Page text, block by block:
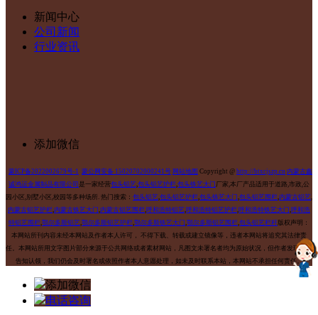
新闻中心
公司新闻
行业资讯
添加微信
蒙ICP备2022002679号-1 蒙公网安备 15020702000241号 网站地图 Copyright @ http://btxcjszp.cn 内蒙古鑫
诚鸿运金属制品有限公司 是一家经营包头铝艺 包头铝艺护栏 包头铁艺大门 厂家,本厂产品适用于道路,市政,公
园小区,别墅小区,校园等多种场所. 热门搜索： 包头铝艺 包头铝艺护栏 包头铁艺大门 包头铝艺围栏 内蒙古铝艺
内蒙古铝艺护栏 内蒙古铁艺大门 内蒙古铝艺围栏 呼和浩特铝艺 呼和浩特铝艺护栏 呼和浩特铁艺大门 呼和浩
特铝艺围栏 鄂尔多斯铝艺 鄂尔多斯铝艺护栏 鄂尔多斯铁艺大门 鄂尔多斯铝艺围栏 包头铝艺栏杆版权声明：
本网站所刊内容未经本网站及作者本人许可， 不得下载、转载或建立镜像等，违者本网站将追究其法律责
任。本网站所用文字图片部分来源于公共网络或者素材网站，凡图文未署名者均为原始状况，但作者发现后可
告知认领，我们仍会及时署名或依照作者本人意愿处理，如未及时联系本站，本网站不承担任何责任。
添加微信
电话咨询